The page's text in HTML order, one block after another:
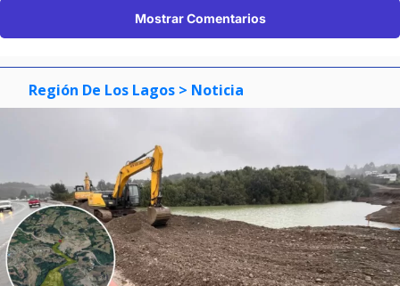
Mostrar Comentarios
Región De Los Lagos > Noticia